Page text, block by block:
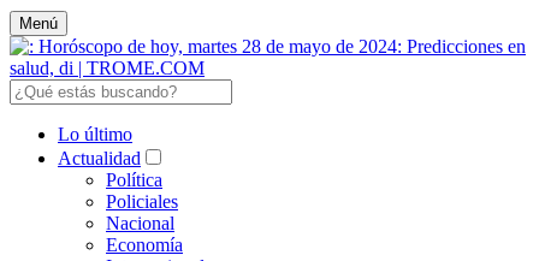
Menú
Lo último
Actualidad
Política
Policiales
Nacional
Economía